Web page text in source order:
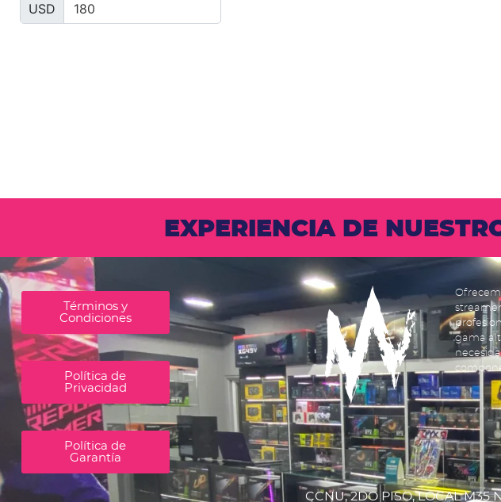
USD
EXPERIENCIA DE
Términos y
Condiciones
Política de
Privacidad
Política de
Garantía
gama
CCNU, 2DO PISO, LOCAL M35